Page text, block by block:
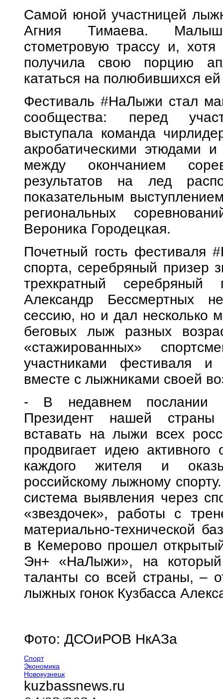
Самой юной участницей
Агния Тимаева.
стометровую трассу и,
получила свою порцию
кататься на полюбившихся
Фестиваль #НаЛыжи стал
сообщества: перед
выступала команда
акробатическими этюдами
между окончанием
результатов на лед
показательным
региональных
Вероника Городецкая.
Почетный гость фестиваля
спорта, серебряный призер
трехкратный
Александр Бессмертных
сессию, но и дал несколько
беговых лыж разных
«стажированных»
участниками фестиваля
вместе с лыжниками своей
- В недавнем послании
Президент нашей
вставать на лыжи всех
продвигает идею
каждого жителя и
российскому лыжному
система выявления через
«звездочек», работы с
материально-технической
в Кемерово прошел
Эн+ «НаЛыжи», на
таланты со всей страны, –
лыжных гонок Кузбасса
Фото: ДСОиРОВ НкАЗа
Спорт
Экономика
Новокузнецк
kuzbassnews.ru